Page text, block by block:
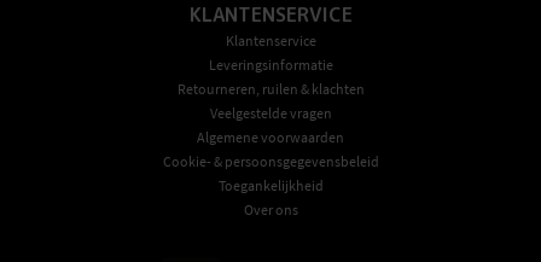
KLANTENSERVICE
Klantenservice
Leveringsinformatie
Retourneren, ruilen & klachten
Veelgestelde vragen
Algemene voorwaarden
Cookie- & persoonsgegevensbeleid
Toegankelijkheid
Over ons